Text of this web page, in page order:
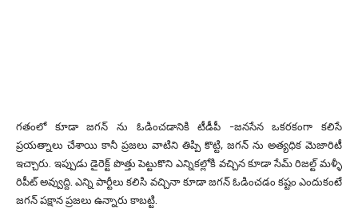
గతంలో కూడా జగన్ ను ఓడించడానికి టీడీపీ -జనసేన ఒకరకంగా కలిసే
ప్రయత్నాలు చేశాయి కానీ ప్రజలు వాటిని తిప్పి కొట్టి, జగన్ ను అత్యధిక మెజారిటీ
ఇచ్చారు. ఇప్పుడు డైరెక్ట్ పొత్తు పెట్టుకొని ఎన్నికల్లోకి వచ్చిన కూడా సేమ్ రిజల్ట్ మళ్ళీ
రిపీట్ అవ్వుద్ది. ఎన్ని పార్టీలు కలిసి వచ్చినా కూడా జగన్ ఓడించడం కష్టం ఎందుకంటే
జగన్ పక్షాన ప్రజలు ఉన్నారు కాబట్టి.